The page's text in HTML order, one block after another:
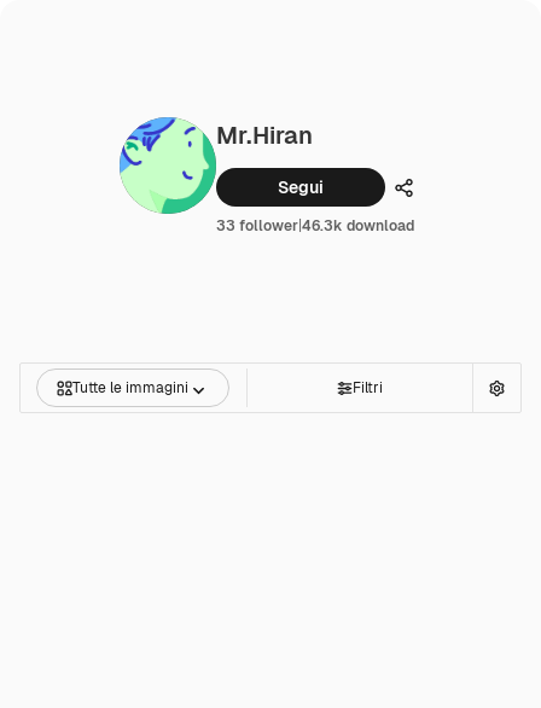
Mr.hiran
Segui Condividi
33 follower|46.3k download
Tutte le immagini Filtri